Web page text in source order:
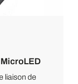
liaison de